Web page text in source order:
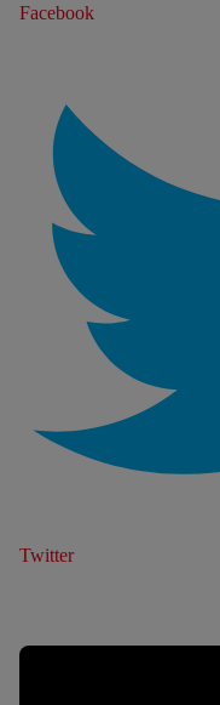
Facebook
Twitter